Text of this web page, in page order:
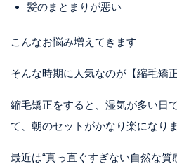
髪のまとまりが悪い
こんなお悩み増えてきます
そんな時期に人気なのが【縮毛矯
縮毛矯正をすると、湿気が多い日
て、朝のセットがかなり楽になり
最近は“真っ直ぐすぎない自然な質